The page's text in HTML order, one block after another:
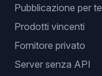
Pubblicazione per te
Prodotti vincenti
Fornitore privato
Server senza API